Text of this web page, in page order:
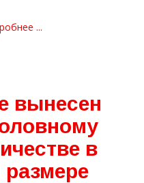
...
вынесен
в